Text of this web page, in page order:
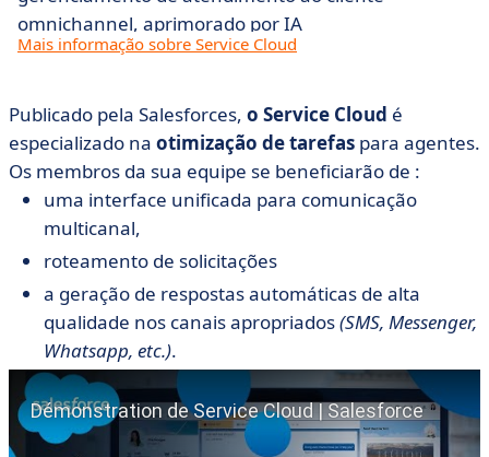
omnichannel, aprimorado por IA
Mais informação sobre Service Cloud
Publicado pela Salesforces, o Service Cloud é
especializado na otimização de tarefas para agentes.
Os membros da sua equipe se beneficiarão de :
uma interface unificada para comunicação
multicanal,
roteamento de solicitações
a geração de respostas automáticas de alta
qualidade nos canais apropriados(SMS, Messenger,
Whatsapp, etc.).